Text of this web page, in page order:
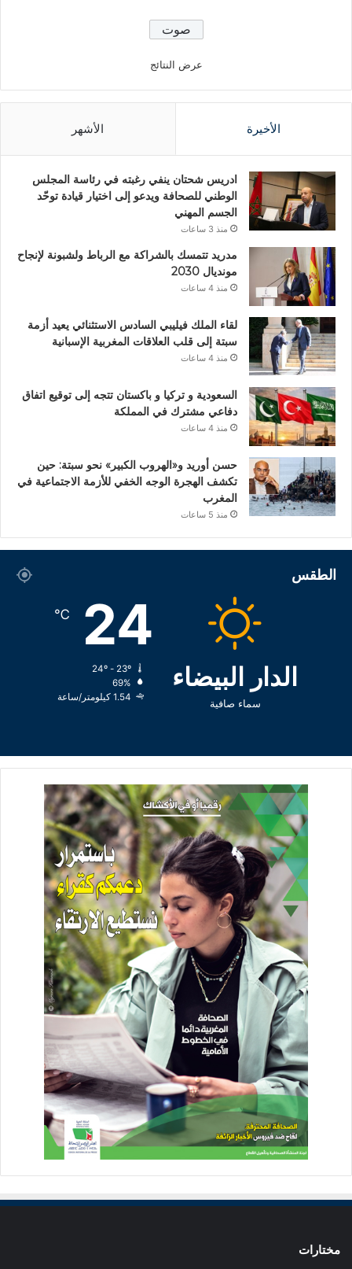
عرض النتائج
الأخيرة الأشهر
ادريس شحتان ينفي رغبته في رئاسة المجلس
الوطني للصحافة ويدعو إلى اختيار قيادة توحّد
الجسم المهني
منذ 3 ساعات
مدريد تتمسك بالشراكة مع الرباط ولشبونة لإنجاح
مونديال 2030
منذ 4 ساعات
لقاء الملك فيليبي السادس الاستثنائي يعيد أزمة
سبتة إلى قلب العلاقات المغربية الإسبانية
منذ 4 ساعات
السعودية و تركيا و باكستان تتجه إلى توقيع اتفاق
دفاعي مشترك في المملكة
منذ 4 ساعات
حسن أوريد و«الهروب الكبير» نحو سبتة: حين
تكشف الهجرة الوجه الخفي للأزمة الاجتماعية في
المغرب
منذ 5 ساعات
الطقس
الدار البيضاء
سماء صافية
24
℃
69%
1.54 كيلومتر/ساعة
مختارات